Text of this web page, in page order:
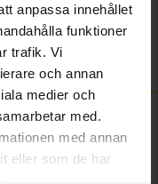
anpassa innehållet
funktioner
trafik. Vi
och annan
medier och
med.
med annan
eller som de har
Glam